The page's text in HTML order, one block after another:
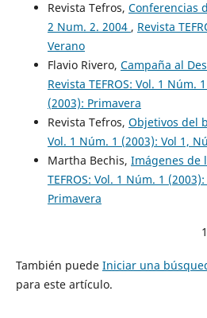
Revista Tefros, Conferencias
2 Num. 2. 2004 , Revista
Verano
Flavio Rivero, Campaña al
Revista TEFROS: Vol. 1 Núm.
(2003): Primavera
Revista Tefros, Objetivos del
Vol. 1 Núm. 1 (2003): Vol 1,
Martha Bechis, Imágenes de
TEFROS: Vol. 1 Núm. 1
Primavera
También puede Iniciar una
para este artículo.